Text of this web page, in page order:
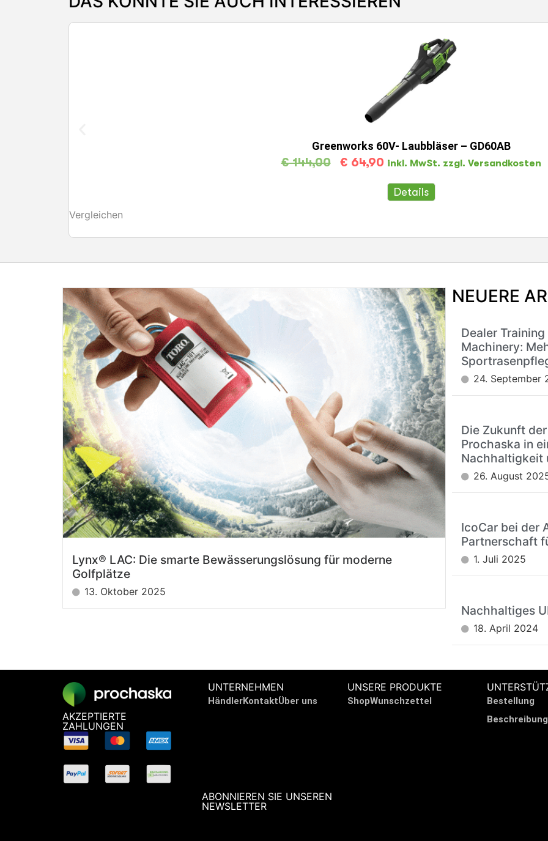
Greenworks 60V- Laubbläser – GD60AB
€144,00 € 64,90 inkl. MwSt. zzgl. Versandkosten
Vergleichen
Details
Lynx® LAC: Die smarte Bewässerungslösung für moderne
Golfplätze
13. Oktober 2025
NEUERE
Dealer
Machinery:
24. September
Die Zukunft
Prochaska in
Nachhaltigkeit
26. August
IcoCar bei der
Partnerschaft
1. Juli 2025
Nachhaltiges
18. April 2024
AKZEPTIERTE
ZAHLUNGEN
UNTERNEHMEN
HändlerKontaktÜber uns
UNSERE PRODUKTE
ShopWunschzettel
Bestellung
Beschreibung
ABONNIEREN SIE UNSEREN
NEWSLETTER